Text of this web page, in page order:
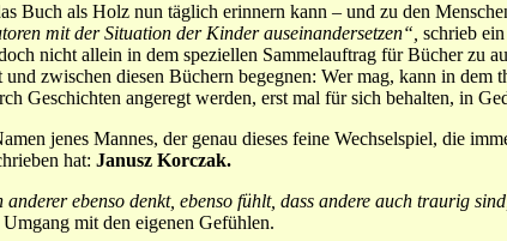
Buch als Holz nun täglich erinnern kann – und zu den
mit der Situation der Kinder auseinandersetzen“, schrieb
nicht allein in dem speziellen Sammelauftrag für Bücher zu
zwischen diesen Büchern begegnen: Wer mag, kann in dem
Geschichten angeregt werden, erst mal für sich behalten, in
jenes Mannes, der genau dieses feine Wechselspiel, die
hat: Janusz Korczak.
anderer ebenso denkt, ebenso fühlt, dass andere auch traurig
mit den eigenen Gefühlen.